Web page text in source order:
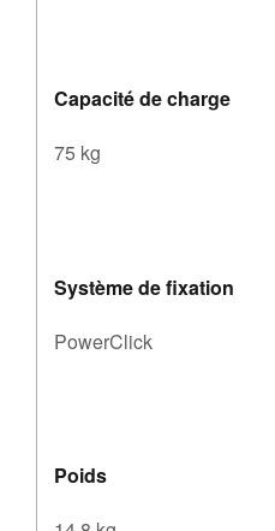
Capacité de charge
75 kg
Système de fixation
PowerClick
Poids